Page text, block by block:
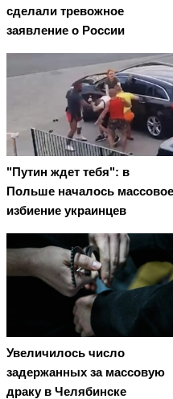
сделали тревожное
заявление о России
"Путин ждет тебя": в
Польше началось массовое
избиение украинцев
Увеличилось число
задержанных за массовую
драку в Челябинске